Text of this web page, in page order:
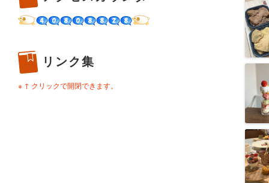
リンク集
※ ↑ クリックで開閉できます。